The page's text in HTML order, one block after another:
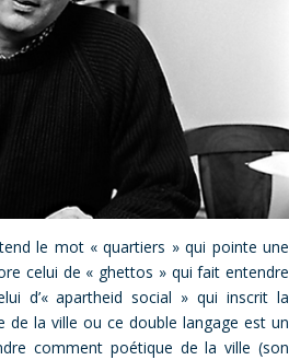
le mot « quartiers » qui pointe une
celui de « ghettos » qui fait entendre
d’« apartheid social » qui inscrit la
de la ville ou ce double langage est un
comment poétique de la ville (son